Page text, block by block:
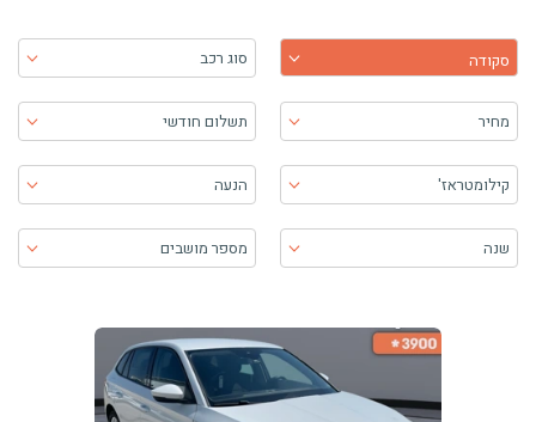
בחר יצרן
סקודה סוג רכב
מחיר תשלום חודשי
קילומטראז' הנעה
שנה מספר מושבים